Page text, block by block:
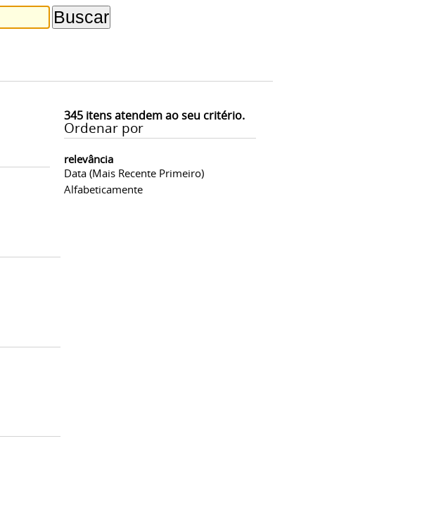
345itens atendem ao seu critério.
Ordenar por
relevância
Data (mais Recente Primeiro)
Alfabeticamente